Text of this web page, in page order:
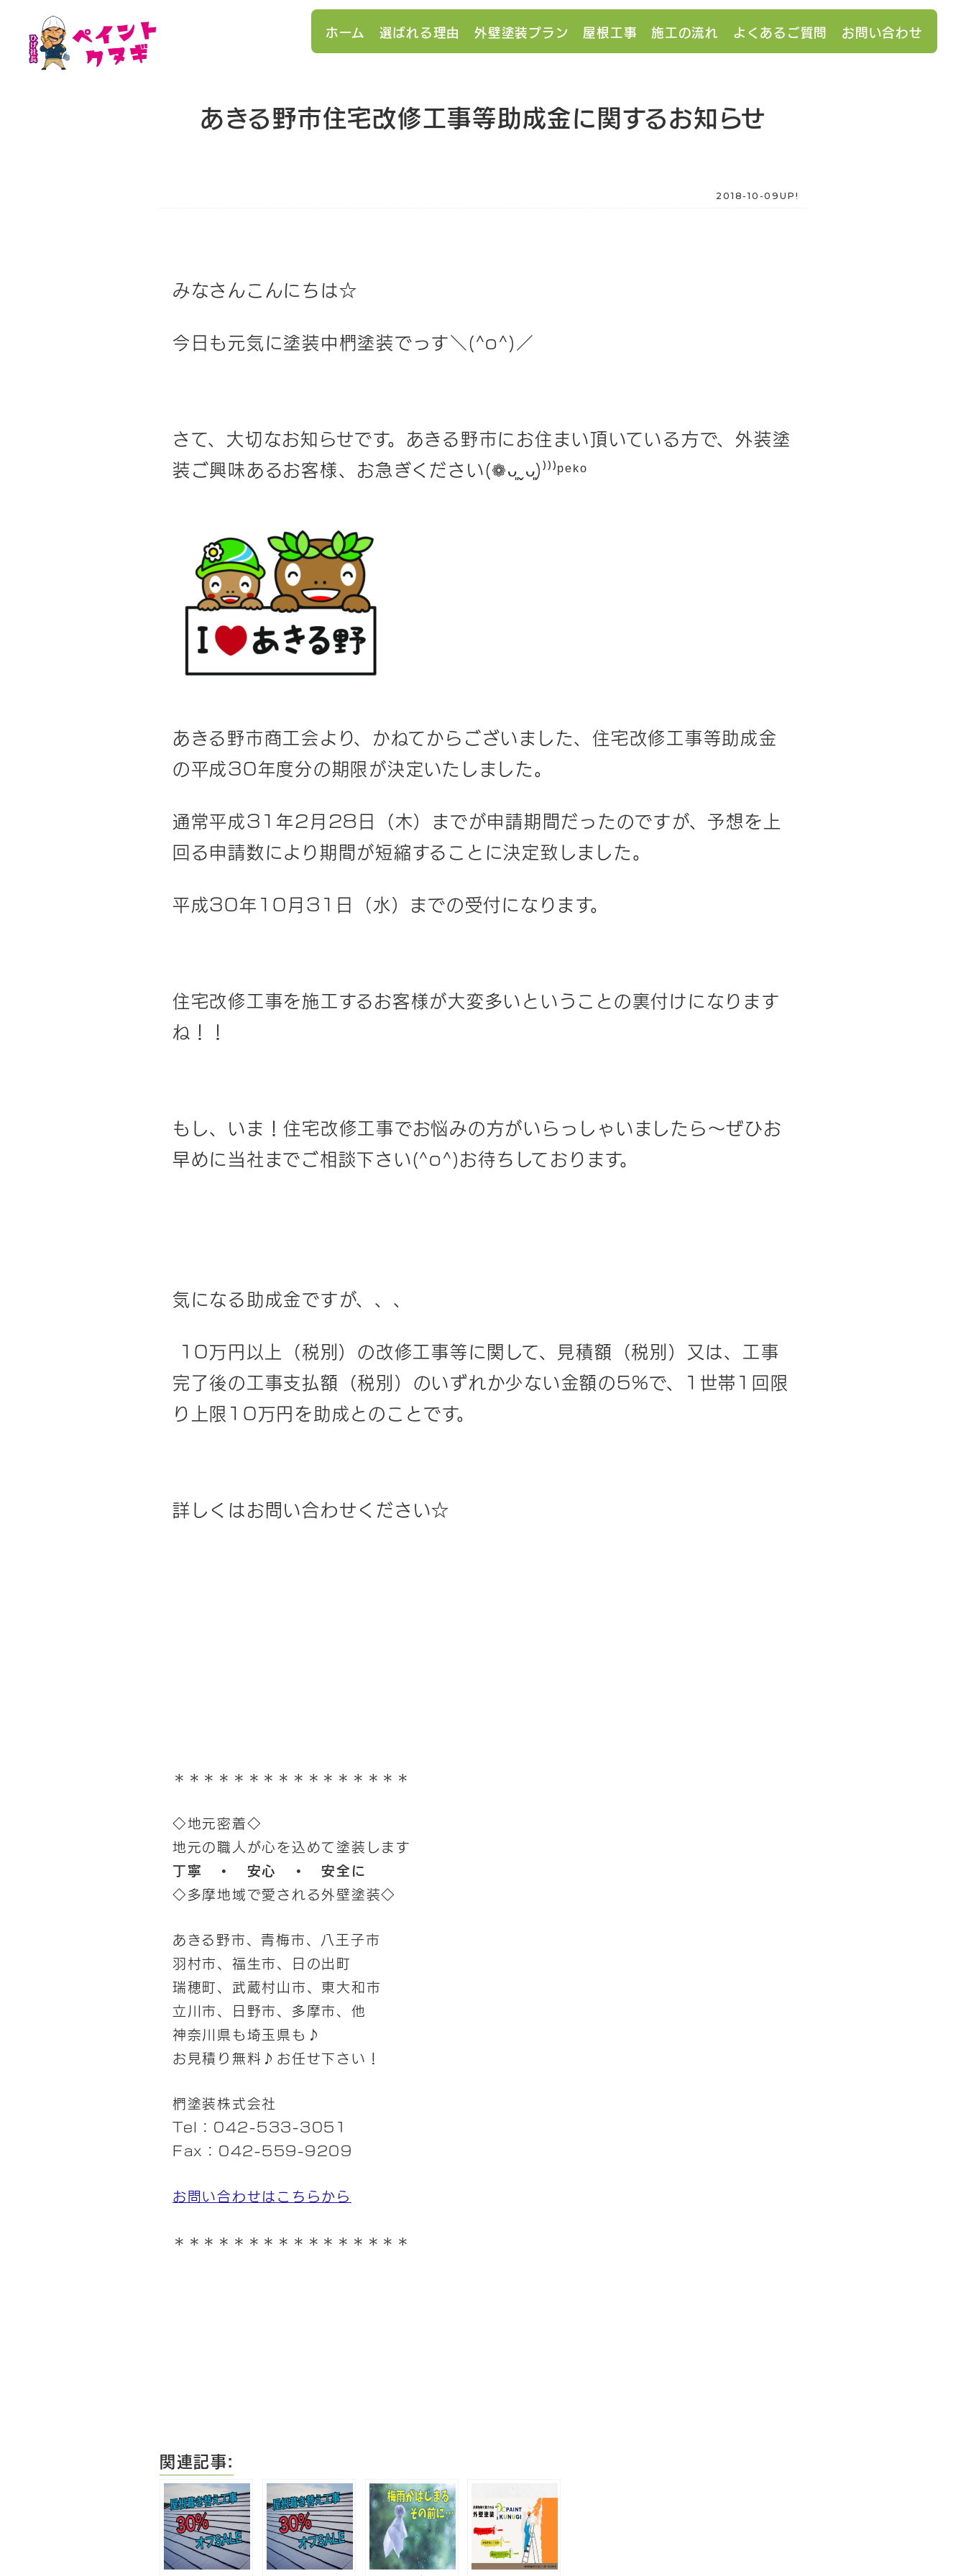
ホーム 選ばれる理由 外壁塗装プラン 屋根工事 施工の流れ よくあるご質問 お問い合わせ
あきる野市住宅改修工事等助成金に関するお知らせ
2018-10-09UP!
みなさんこんにちは☆
今日も元気に塗装中椚塗装でっす＼(^o^)／
さて、大切なお知らせです。あきる野市にお住まい頂いている方で、外装塗
装ご興味あるお客様、お急ぎください(❁ᴗ͈ˬᴗ͈)⁾⁾⁾ᵖᵉᵏᵒ
あきる野市商工会より、かねてからございました、住宅改修工事等助成金
の平成30年度分の期限が決定いたしました。
通常平成31年2月28日（木）までが申請期間だったのですが、予想を上
回る申請数により期間が短縮することに決定致しました。
平成30年10月31日（水）までの受付になります。
住宅改修工事を施工するお客様が大変多いということの裏付けになります
ね！！
もし、いま！住宅改修工事でお悩みの方がいらっしゃいましたら〜ぜひお
早めに当社までご相談下さい(^o^)お待ちしております。
気になる助成金ですが、、、
10万円以上（税別）の改修工事等に関して、見積額（税別）又は、工事
完了後の工事支払額（税別）のいずれか少ない金額の5%で、1世帯1回限
り上限10万円を助成とのことです。
詳しくはお問い合わせください☆
＊＊＊＊＊＊＊＊＊＊＊＊＊＊＊＊
◇地元密着◇
地元の職人が心を込めて塗装します
丁寧 ・ 安心 ・ 安全に
◇多摩地域で愛される外壁塗装◇
あきる野市、青梅市、八王子市
羽村市、福生市、日の出町
瑞穂町、武蔵村山市、東大和市
立川市、日野市、多摩市、他
神奈川県も埼玉県も♪
お見積り無料♪お任せ下さい！
椚塗装株式会社
Tel：042-533-3051
Fax：042-559-9209
お問い合わせはこちらから
＊＊＊＊＊＊＊＊＊＊＊＊＊＊＊＊
関連記事: